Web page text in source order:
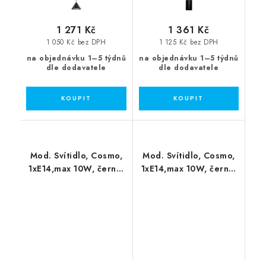
na objednávku 1–5 týdnů
dle dodavatele
1 050 Kč bez DPH
1 271 Kč
na objednávku 1–5 týdnů
dle dodavatele
1 125 Kč bez DPH
1 361 Kč
Mod. Svítidlo, Cosmo,
1xE14,max 10W, černá,
Mod. Svítidlo, Cosmo,
1xE14,max 10W, černá,